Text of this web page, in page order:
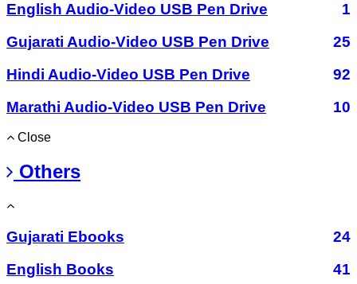
English Audio-Video USB Pen Drive
1
Gujarati Audio-Video USB Pen Drive
25
Hindi Audio-Video USB Pen Drive
92
Marathi Audio-Video USB Pen Drive
10
Close
Others
Gujarati Ebooks
24
English Books
41